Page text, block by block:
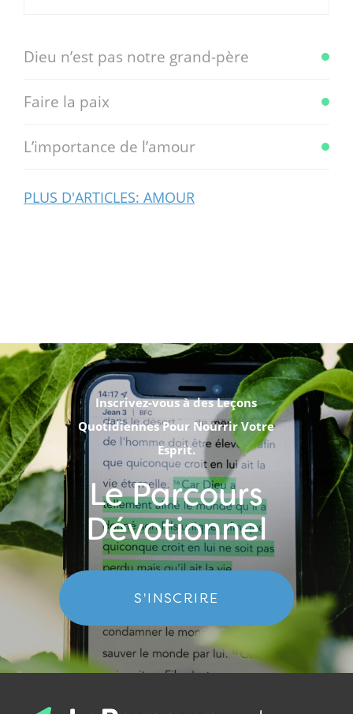
Dieu n’est pas notre grand-père
Faire la paix
L’importance de l’amour
PLUS D'ARTICLES: AMOUR
Inscrivez-vous à des Leçons
Quotidiennes Pour Nourrir Votre
Esprit.
Le Parcours
Dévotionnel
S'INSCRIRE